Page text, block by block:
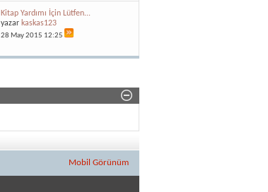
Kitap Yardımı İçin Lütfen...
yazar kaskas123
28 May 2015 12:25
Mobil Görünüm